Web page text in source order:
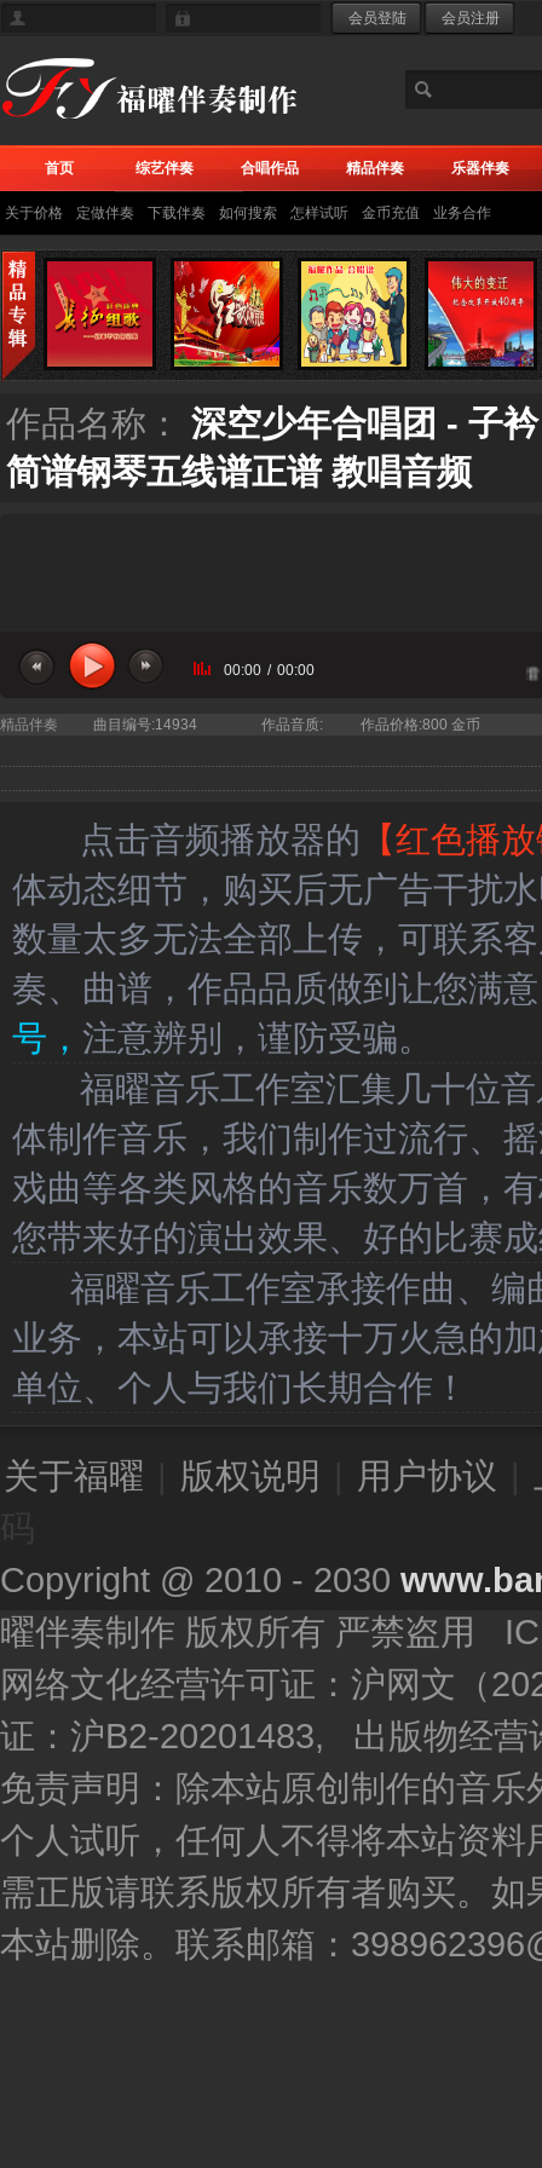
首页 综艺伴奏 合唱作品 精品伴奏 乐器伴奏
关于价格 定做伴奏 下载伴奏 如何搜索 怎样试听 金币充值 业务合作
作品名称： 深空少年合唱团 - 子
简谱钢琴五线谱正谱 教唱音频
当前曲目：深空少年合唱团 - 子衿 悠悠我心 纯音
00:00 / 00:00
精品伴奏 曲目编号:14934 作品音质: 作品价格:800 金币
点击音频播放器的 【红色播
体动态细节，购买后无广告干扰
数量太多无法全部上传，可联系
奏、曲谱，作品品质做到让您满
号， 注意辨别，谨防受骗。
福曜音乐工作室汇集几十位音
体制作音乐，我们制作过流行、
戏曲等各类风格的音乐数万首，
您带来好的演出效果、好的比赛
福曜音乐工作室承接作曲、编
业务，本站可以承接十万火急的
单位、个人与我们长期合作！
关于福曜 版权说明 用户协议
Copyright @ 2010 - 2030
曜伴奏制作 版权所有 严禁盗用
网络文化经营许可证：沪网文（
证：沪B2-20201483, 出版物经营
免责声明：除本站原创制作的音
个人试听，任何人不得将本站资
需正版请联系版权所有者购买。
本站删除。联系邮箱：